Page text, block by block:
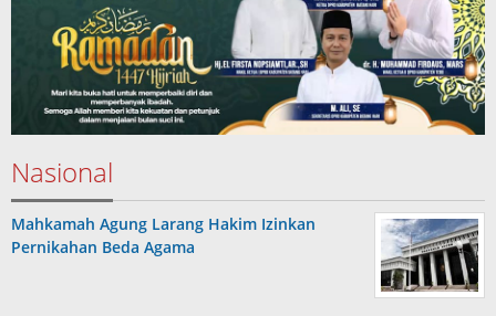
Nasional
Mahkamah Agung Larang Hakim Izinkan
Pernikahan Beda Agama